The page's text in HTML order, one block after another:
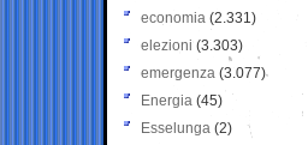
economia (2.331)
elezioni (3.303)
emergenza (3.077)
Energia (45)
Esselunga (2)